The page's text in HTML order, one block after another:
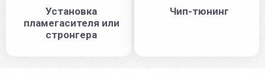
Установка
пламегасителя или
стронгера
Чип-тюнинг